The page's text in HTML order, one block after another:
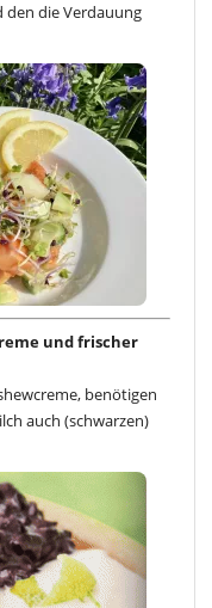
den die Verdauung
und frischer
benötigen
auch (schwarzen)